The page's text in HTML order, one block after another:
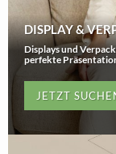
DISPLAY &
Displays und
perfekte
JETZT